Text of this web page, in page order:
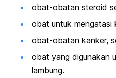
obat-obatan steroid
obat untuk mengatasi
obat-obatan kanker,
obat yang digunakan
lambung.